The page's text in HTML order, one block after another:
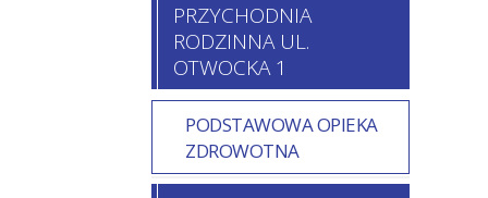
PRZYCHODNIA
RODZINNA UL.
OTWOCKA 1
PODSTAWOWA OPIEKA
ZDROWOTNA